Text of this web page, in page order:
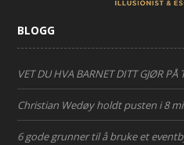
BLOGG
VET DU HVA BARNET DITT GJØR PÅ
Christian Wedøy holdt pusten i 8
6 gode grunner til å bruke et